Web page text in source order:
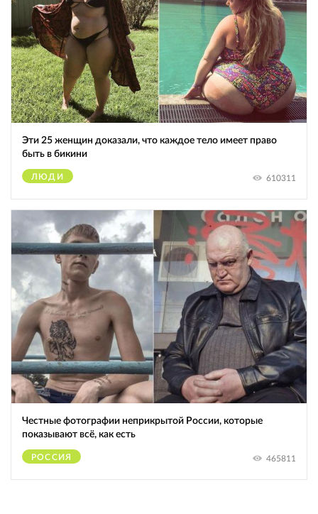
Эти 25 женщин доказали, что каждое тело имеет право
быть в бикини
ЛЮДИ 610311
Честные фотографии неприкрытой России, которые
показывают всё, как есть
РОССИЯ 465811